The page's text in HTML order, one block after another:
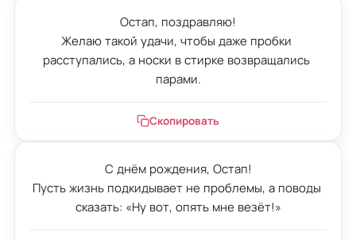
Остап, поздравляю!
Желаю такой удачи, чтобы даже пробки
расступались, а носки в стирке возвращались
парами.
Скопировать
С днём рождения, Остап!
Пусть жизнь подкидывает не проблемы, а поводы
сказать: «Ну вот, опять мне везёт!»